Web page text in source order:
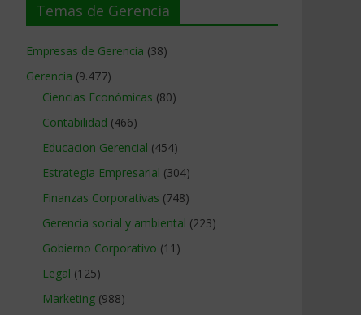
Temas de Gerencia
Empresas de Gerencia (38)
Gerencia (9.477)
Ciencias Económicas (80)
Contabilidad (466)
Educacion Gerencial (454)
Estrategia Empresarial (304)
Finanzas Corporativas (748)
Gerencia social y ambiental (223)
Gobierno Corporativo (11)
Legal (125)
Marketing (988)